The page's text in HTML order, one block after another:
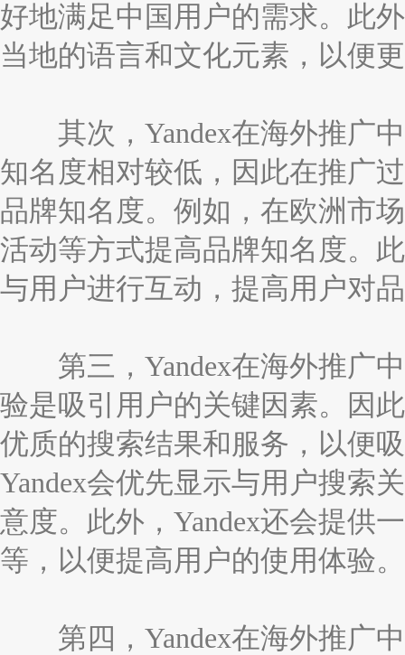
好地满足中国用户的需求。此
当地的语言和文化元素，以便
其次，Yandex在海外推广中
知名度相对较低，因此在推广
品牌知名度。例如，在欧洲市
活动等方式提高品牌知名度。
与用户进行互动，提高用户对
第三，Yandex在海外推广中
验是吸引用户的关键因素。因
优质的搜索结果和服务，以便
Yandex会优先显示与用户搜索
意度。此外，Yandex还会提供
等，以便提高用户的使用体验。
第四，Yandex在海外推广中